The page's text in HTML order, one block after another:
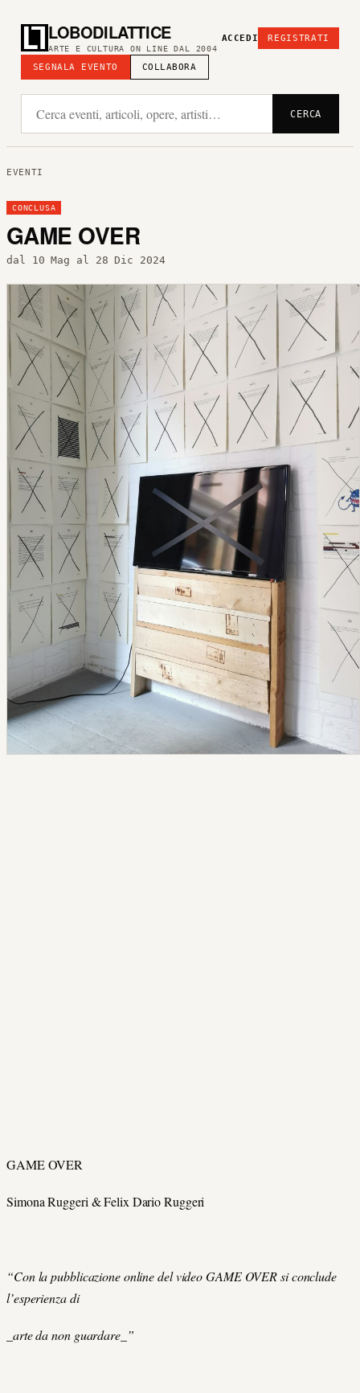
LOBODILATTICE
ARTE E CULTURA ON LINE DAL 2004
SEGNALA EVENTO COLLABORA
ACCEDI REGISTRATI
CERCA
EVENTI
CONCLUSA
GAME OVER
dal 10 Mag al 28 Dic 2024
GAME OVER
Simona Ruggeri & Felix Dario Ruggeri
“Con la pubblicazione online del video GAME OVER si conclude
l’esperienza di
_arte da non guardare_”